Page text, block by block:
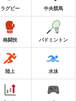
ラグビー 中央競馬
格闘技 バドミントン
陸上 水泳